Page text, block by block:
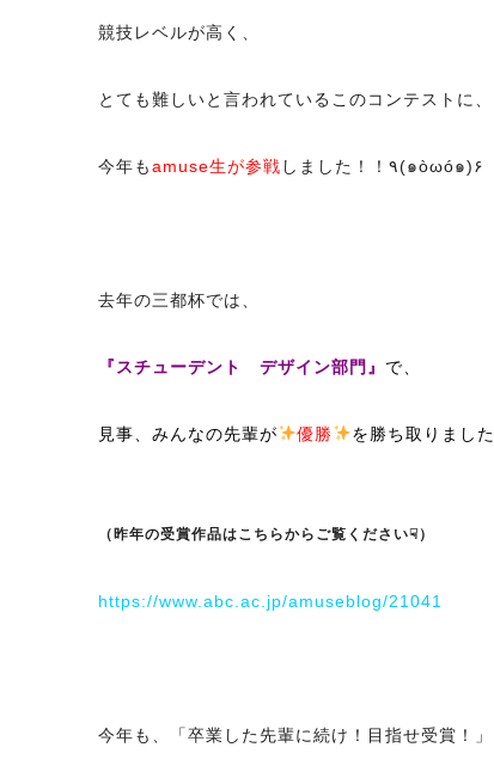
競技レベルが高く、
とても難しいと言われているこのコンテストに、
今年もamuse生が参戦 しました！！٩(๑òωó๑)۶
去年の三都杯では、
『スチューデント デザイン部門』 で、
見事、みんなの先輩が 優勝 を勝ち取りました
（昨年の受賞作品はこちらからご覧ください☟）
https://www.abc.ac.jp/amuseblog/21041
今年も、「卒業した先輩に続け！目指せ受賞！」